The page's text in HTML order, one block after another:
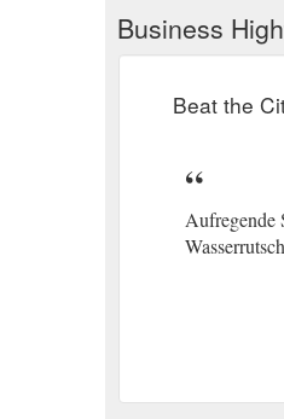
Business
Beat the
Aufregende